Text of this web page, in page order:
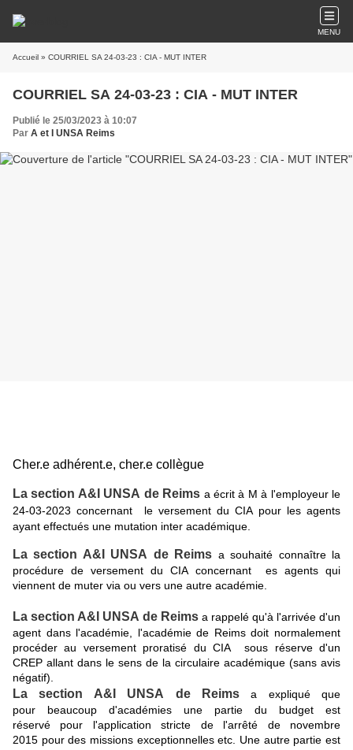
MENU
Accueil » COURRIEL SA 24-03-23 : CIA - MUT INTER
COURRIEL SA 24-03-23 : CIA - MUT INTER
Publié le 25/03/2023 à 10:07
Par A et I UNSA Reims
Cher.e adhérent.e, cher.e collègue
La section A&I UNSA de Reims a écrit à M à l'employeur le
24-03-2023 concernant le versement du CIA pour les agents
ayant effectués une mutation inter académique.
La section A&I UNSA de Reims a souhaité connaître la
procédure de versement du CIA concernant es agents qui
viennent de muter via ou vers une autre académie.
La section A&I UNSA de Reims a rappelé qu'à l'arrivée d'un
agent dans l'académie, l'académie de Reims doit normalement
procéder au versement proratisé du CIA sous réserve d'un
CREP allant dans le sens de la circulaire académique (sans avis
négatif).
La section A&I UNSA de Reimsa expliqué que
pour beaucoup d'académies une partie du budget est
réservé pour l'application stricte de l'arrêté de novembre
2015 pour des missions exceptionnelles etc. Une autre partie est